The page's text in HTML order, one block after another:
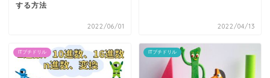
する方法
2022/06/01 2022/04/13
ITプチドリル ITプチドリル